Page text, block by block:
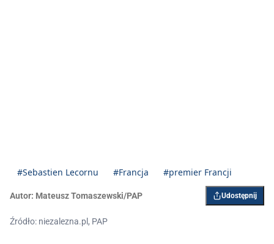
#Sebastien Lecornu #Francja #premier Francji
Autor: Mateusz Tomaszewski/PAP Udostępnij
Źródło: niezalezna.pl, PAP